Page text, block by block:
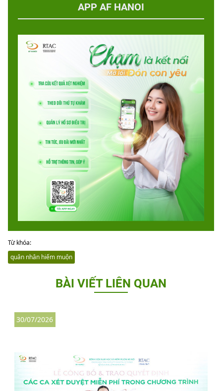
APP AF HANOI
Từ khóa:
quân nhân hiếm muộn
BÀI VIẾT LIÊN QUAN
30/07/2026